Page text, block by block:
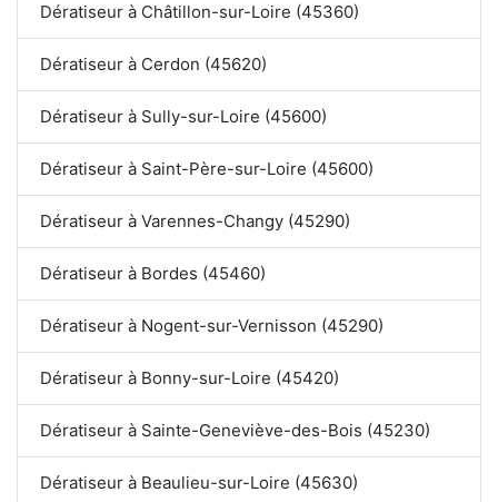
Dératiseur à Châtillon-sur-Loire (45360)
Dératiseur à Cerdon (45620)
Dératiseur à Sully-sur-Loire (45600)
Dératiseur à Saint-Père-sur-Loire (45600)
Dératiseur à Varennes-Changy (45290)
Dératiseur à Bordes (45460)
Dératiseur à Nogent-sur-Vernisson (45290)
Dératiseur à Bonny-sur-Loire (45420)
Dératiseur à Sainte-Geneviève-des-Bois (45230)
Dératiseur à Beaulieu-sur-Loire (45630)